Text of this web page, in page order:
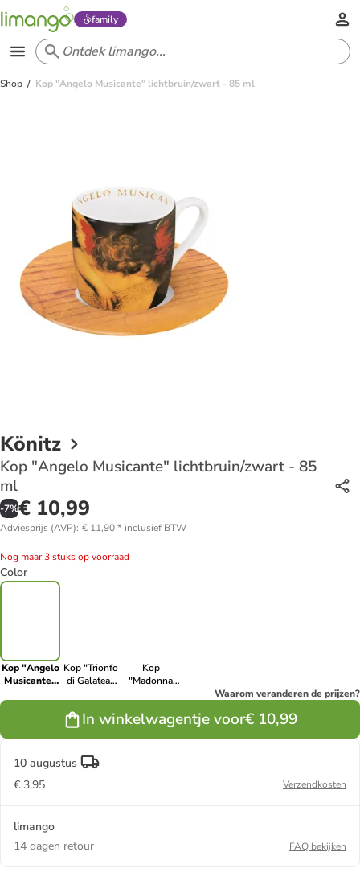
family
Shop Kop "Angelo Musicante" lichtbruin/zwart - 85 ml
Könitz
Kop "Angelo Musicante" lichtbruin/zwart - 85
ml
-7%€ 10,99
Adviesprijs (AVP): € 11,90* inclusief BTW
Nog maar 3 stuks op voorraad
Color
Kop "Angelo
Musicante"
Kop "Trionfo
di Galatea"
Kop
"Madonna
rood/beige -
Waarom veranderen de prijzen?
In winkelwagentje voor€ 10,99
10 augustus
€ 3,95
Verzendkosten
limango
14 dagen retour
FAQ bekijken